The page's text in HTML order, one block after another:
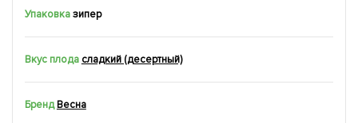
Упаковказипер
Вкус плода сладкий (десертный)
Бренд Весна